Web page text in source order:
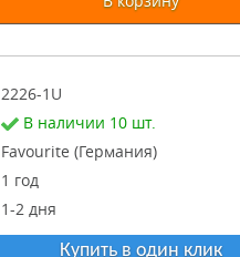
2226-1U
В наличии 10 шт.
Favourite (Германия)
1 год
1-2 дня
Купить в один клик